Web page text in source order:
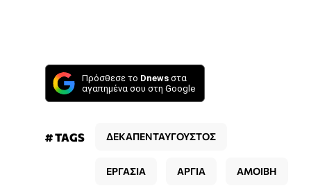
Πρόσθεσε το Dnews στα
αγαπημένα σου στη Google
# TAGS ΔΕΚΑΠΕΝΤΑΥΓΟΥΣΤΟΣ
ΕΡΓΑΣΙΑ ΑΡΓΙΑ ΑΜΟΙΒΗ